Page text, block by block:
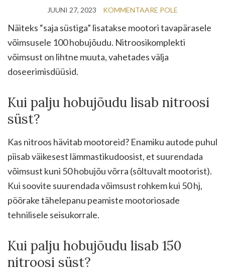
JUUNI 27, 2023 KOMMENTAARE POLE
Näiteks “saja süstiga” lisatakse mootori tavapärasele
võimsusele 100 hobujõudu. Nitroosikomplekti
võimsust on lihtne muuta, vahetades välja
doseerimisdüüsid.
Kui palju hobujõudu lisab nitroosi
süst?
Kas nitroos hävitab mootoreid? Enamiku autode puhul
piisab väikesest lämmastikudoosist, et suurendada
võimsust kuni 50 hobujõu võrra (sõltuvalt mootorist).
Kui soovite suurendada võimsust rohkem kui 50 hj,
pöörake tähelepanu peamiste mootoriosade
tehnilisele seisukorrale.
Kui palju hobujõudu lisab 150
nitroosi süst?